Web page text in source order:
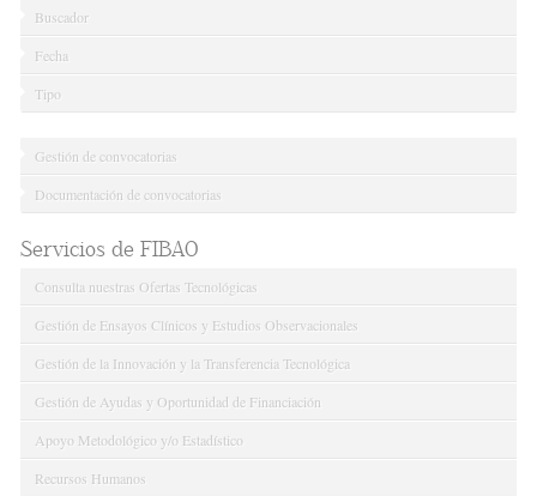
Buscador
Fecha
Tipo
Gestión de convocatorias
Documentación de convocatorias
Servicios de FIBAO
Consulta nuestras Ofertas Tecnológicas
Gestión de Ensayos Clínicos y Estudios Observacionales
Gestión de la Innovación y la Transferencia Tecnológica
Gestión de Ayudas y Oportunidad de Financiación
Apoyo Metodológico y/o Estadístico
Recursos Humanos